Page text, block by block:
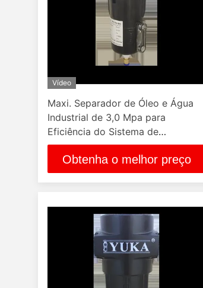
Vídeo
Maxi. Separador de Óleo e Água
Industrial de 3,0 Mpa para
Eficiência do Sistema de
Compressores de Ar
Obtenha o melhor preço